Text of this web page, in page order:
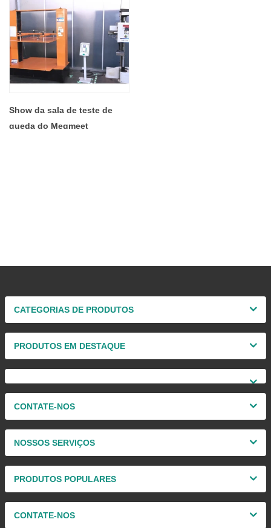
Show da sala de teste de
queda do Megmeet
CATEGORIAS DE PRODUTOS
PRODUTOS EM DESTAQUE
CONTATE-NOS
NOSSOS SERVIÇOS
PRODUTOS POPULARES
CONTATE-NOS